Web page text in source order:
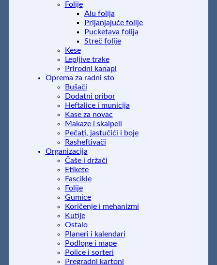
Folije
Alu folija
Prijanjajuće folije
Pucketava folija
Streč folije
Kese
Lepljive trake
Prirodni kanapi
Oprema za radni sto
Bušači
Dodatni pribor
Heftalice i municija
Kase za novac
Makaze i skalpeli
Pečati, jastučići i boje
Rasheftivači
Organizacija
Čaše i držači
Etikete
Fascikle
Folije
Gumice
Koričenje i mehanizmi
Kutije
Ostalo
Planeri i kalendari
Podloge i mape
Police i sorteri
Pregradni kartoni